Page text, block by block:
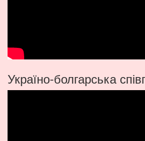
Україно-болгарська